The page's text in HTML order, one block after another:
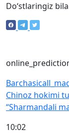
Doʻstlaringiz
Barchasi
Chinoz hokimi
“Sharmandali
10:02